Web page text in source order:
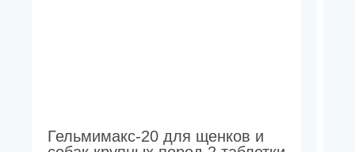
Гельмимакс-20 для щенков и